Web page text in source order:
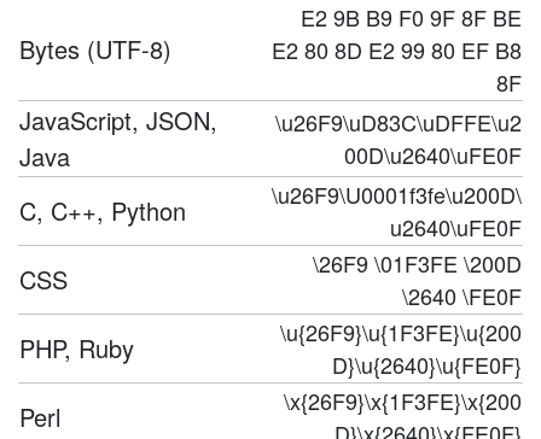
Bytes (UTF-8)
E2 9B B9 F0 9F 8F BE
E2 80 8D E2 99 80 EF B8
8F
JavaScript, JSON,
Java
\u26F9\uD83C\uDFFE\u2
00D\u2640\uFE0F
C, C++, Python
\u26F9\U0001f3fe\u200D\
u2640\uFE0F
CSS
\26F9 \01F3FE \200D
\2640 \FE0F
PHP, Ruby
\u{26F9}\u{1F3FE}\u{200
D}\u{2640}\u{FE0F}
Perl
\x{26F9}\x{1F3FE}\x{200